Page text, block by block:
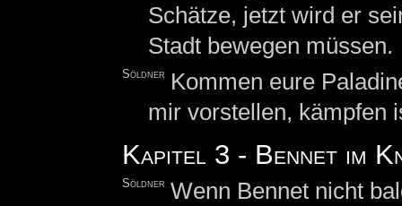
Schätze, jetzt wird er
Stadt bewegen müssen.
Söldner
Kommen eure
mir vorstellen, kämpfen
Kapitel 3 - Bennet im
Söldner Wenn Bennet nicht